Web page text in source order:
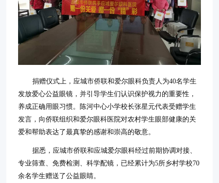
捐赠仪式上，应城市侨联和爱尔眼科负责人为40名学生
发放爱心公益眼镜，并引导学生们认识保护视力的重要性，
养成正确用眼习惯。陈河中心小学校长张星元代表受赠学生
发言，向侨联组织和爱尔眼科医院对农村学生眼部健康的关
爱和帮助表达了最真挚的感谢和崇高的敬意。
据悉，应城市侨联和应城爱尔眼科经过前期协调对接、
专业筛查、免费检测、科学配镜，已经累计为5所乡村学校70
余名学生赠送了公益眼睛。